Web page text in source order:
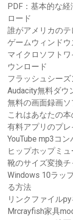
PDF：基本的な
ロード
誰がアメリカの
ゲームウィンド
マイクロソフト
ウンロード
フラッシュシー
Audacity無料ダウ
無料の画面録画
これはあなたの
有料アプリのプ
YouTube mp3コ
ヒップホップミ
靴のサイズ変換
Windows 10ラッ
る方法
リンクファイル
Mrcrayfish家具